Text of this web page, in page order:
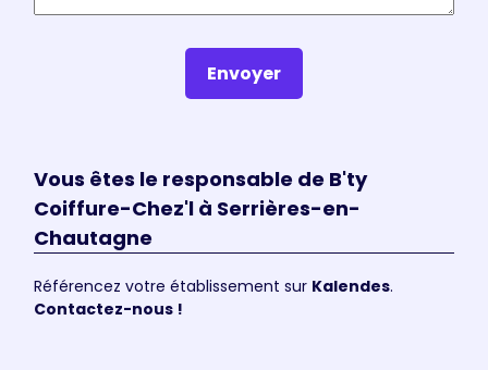
Envoyer
Vous êtes le responsable de B'ty
Coiffure-Chez'l à Serrières-en-
Chautagne
Référencez votre établissement sur Kalendes.
Contactez-nous !